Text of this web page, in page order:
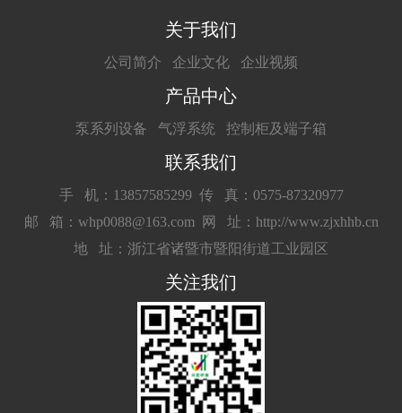
关于我们
公司简介 企业文化 企业视频
产品中心
泵系列设备 气浮系统 控制柜及端子箱
联系我们
手 机：13857585299 传 真：0575-87320977
邮 箱：whp0088@163.com
网 址：http://www.zjxhhb.cn
地 址：浙江省诸暨市暨阳街道工业园区
关注我们